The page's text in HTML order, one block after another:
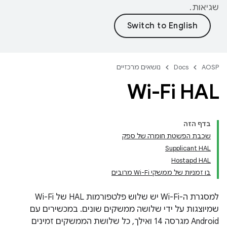
שגיאות.
AOSP
Docs נושאים מרכזיים
Wi-Fi HAL
בדף הזה
שכבת הפשטת חומרה של ספק
Supplicant HAL
Hostapd HAL
בו זמניות של ממשקי Wi-Fi מרובים
למסגרת ה-Wi-Fi יש שלוש פלטפורמות HAL של Wi-Fi
שמיוצגות על ידי שלושה ממשקים שונים. במכשירים עם
Android מגרסה 14 ואילך, כל שלושת הממשקים זמינים